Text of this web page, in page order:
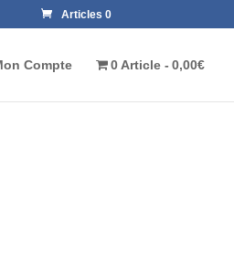
Articles 0
Compte 0 Article 0,00€